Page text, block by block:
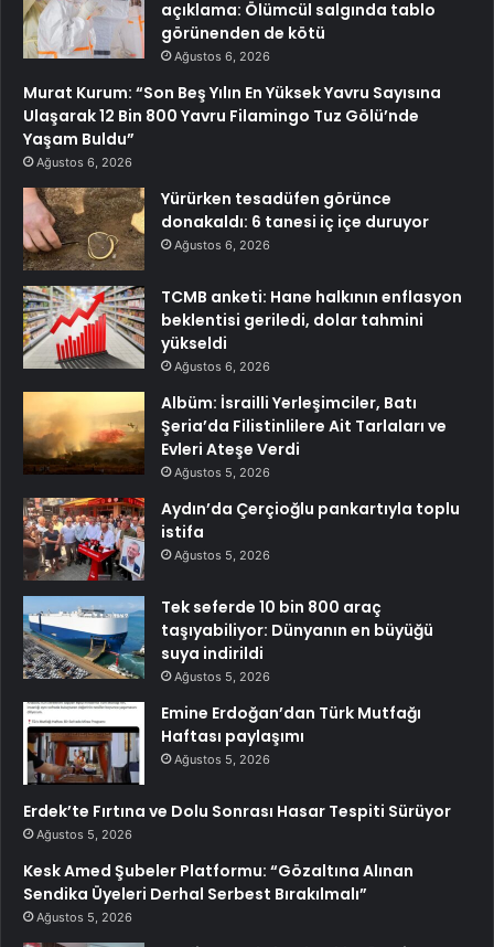
açıklama: Ölümcül salgında tablo
görünenden de kötü
Ağustos 6, 2026
Murat Kurum: “Son Beş Yılın En Yüksek Yavru Sayısına
Ulaşarak 12 Bin 800 Yavru Filamingo Tuz Gölü’nde
Yaşam Buldu”
Ağustos 6, 2026
Yürürken tesadüfen görünce
donakaldı: 6 tanesi iç içe duruyor
Ağustos 6, 2026
TCMB anketi: Hane halkının enflasyon
beklentisi geriledi, dolar tahmini
yükseldi
Ağustos 6, 2026
Albüm: İsrailli Yerleşimciler, Batı
Şeria’da Filistinlilere Ait Tarlaları ve
Evleri Ateşe Verdi
Ağustos 5, 2026
Aydın’da Çerçioğlu pankartıyla toplu
istifa
Ağustos 5, 2026
Tek seferde 10 bin 800 araç
taşıyabiliyor: Dünyanın en büyüğü
suya indirildi
Ağustos 5, 2026
Emine Erdoğan’dan Türk Mutfağı
Haftası paylaşımı
Ağustos 5, 2026
Erdek’te Fırtına ve Dolu Sonrası Hasar Tespiti Sürüyor
Ağustos 5, 2026
Kesk Amed Şubeler Platformu: “Gözaltına Alınan
Sendika Üyeleri Derhal Serbest Bırakılmalı”
Ağustos 5, 2026